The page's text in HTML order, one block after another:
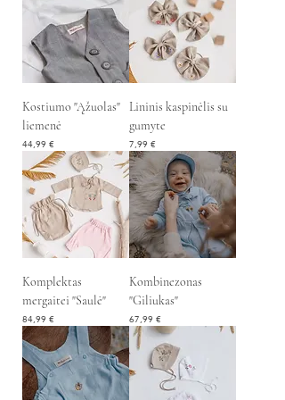
Kostiumo "Ąžuolas"
liemenė
Kaina
44,99 €
Lininis kaspinėlis su
gumyte
Kaina
7,99 €
Komplektas
mergaitei "Saulė"
Kaina
84,99 €
Kombinezonas
"Giliukas"
Kaina
67,99 €